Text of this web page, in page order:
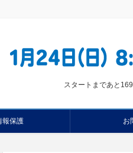
スタートまであと169
報保護 お